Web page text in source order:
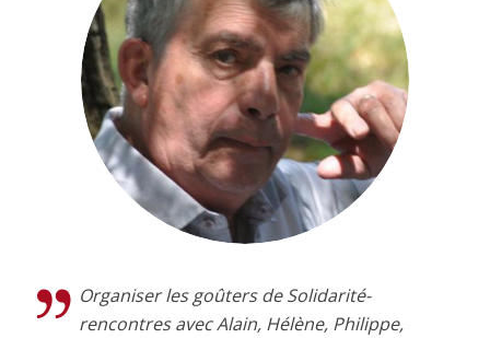
Organiser les goûters de Solidarité-
rencontres avec Alain, Hélène, Philippe,